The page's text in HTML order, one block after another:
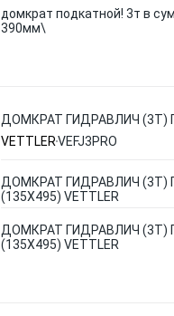
домкрат подкатной! 3т в
390мм\
ДОМКРАТ ГИДРАВЛИЧ (3Т)
VETTLERVEFJ3PRO
ДОМКРАТ ГИДРАВЛИЧ (3Т)
(135X495) VETTLER
ДОМКРАТ ГИДРАВЛИЧ (3Т)
(135X495) VETTLER